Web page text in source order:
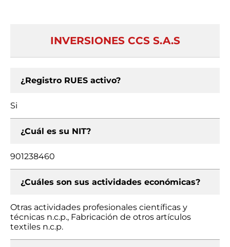
INVERSIONES CCS S.A.S
¿Registro RUES activo?
Si
¿Cuál es su NIT?
901238460
¿Cuáles son sus actividades económicas?
Otras actividades profesionales científicas y
técnicas n.c.p., Fabricación de otros artículos
textiles n.c.p.